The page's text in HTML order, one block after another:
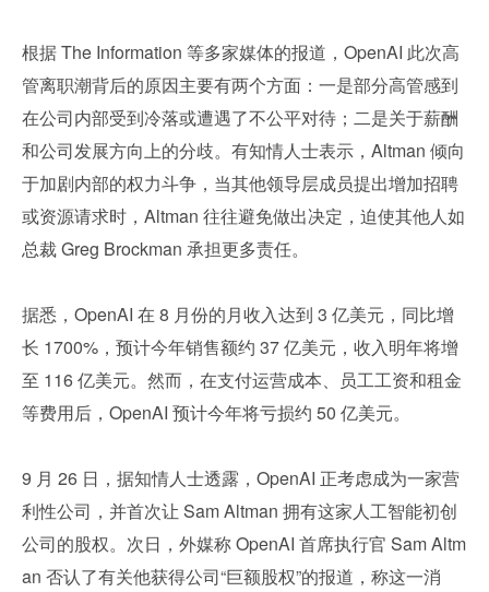
根据 The Information 等多家媒体的报道，OpenAI 此次高
管离职潮背后的原因主要有两个方面：一是部分高管感到
在公司内部受到冷落或遭遇了不公平对待；二是关于薪酬
和公司发展方向上的分歧。有知情人士表示，Altman 倾向
于加剧内部的权力斗争，当其他领导层成员提出增加招聘
或资源请求时，Altman 往往避免做出决定，迫使其他人如
总裁 Greg Brockman 承担更多责任。
据悉，OpenAI 在 8 月份的月收入达到 3 亿美元，同比增
长 1700%，预计今年销售额约 37 亿美元，收入明年将增
至 116 亿美元。然而，在支付运营成本、员工工资和租金
等费用后，OpenAI 预计今年将亏损约 50 亿美元。
9 月 26 日，据知情人士透露，OpenAI 正考虑成为一家营
利性公司，并首次让 Sam Altman 拥有这家人工智能初创
公司的股权。次日，外媒称 OpenAI 首席执行官 Sam Altm
an 否认了有关他获得公司“巨额股权”的报道，称这一消